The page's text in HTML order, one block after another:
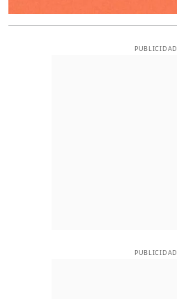
PUBLICIDAD
PUBLICIDAD